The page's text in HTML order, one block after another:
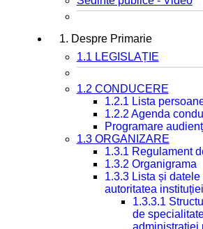
1. Despre Primarie
1.1 LEGISLAȚIE
1.2 CONDUCERE
1.2.1 Lista
1.2.2 Agenda
Programare
1.3 ORGANIZARE
1.3.1 Regulament
1.3.2 Organigrama
1.3.3 Lista și
autoritatea instituției
1.3.3.1
de
administrației